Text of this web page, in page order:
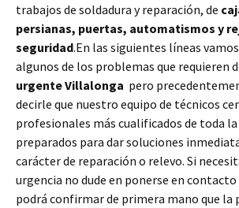
trabajos de soldadura y reparación, de
persianas, puertas, automatismos y
seguridad.En las siguientes líneas
algunos de los problemas que requieren
urgente Villalonga pero
decirle que nuestro equipo de técnicos
profesionales más cualificados de toda la
preparados para dar soluciones
carácter de reparación o relevo. Si
urgencia no dude en ponerse en
podrá confirmar de primera mano que la